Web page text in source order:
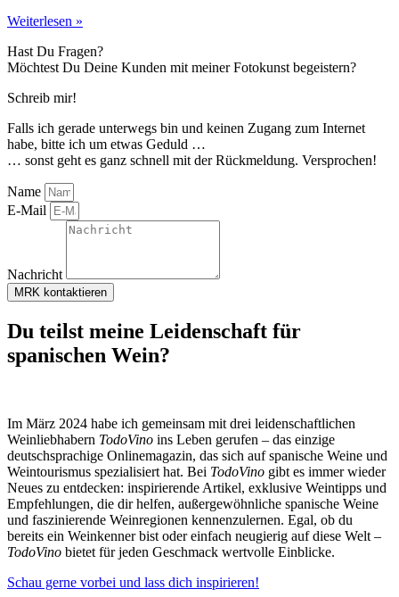
Weiterlesen »
Hast Du Fragen?
Möchtest Du Deine Kunden mit meiner Fotokunst begeistern?
Schreib mir!
Falls ich gerade unterwegs bin und keinen Zugang zum Internet
habe, bitte ich um etwas Geduld …
… sonst geht es ganz schnell mit der Rückmeldung. Versprochen!
Name
E-Mail
Nachricht
MRK kontaktieren
Du teilst meine Leidenschaft für
spanischen Wein?​
Im März 2024 habe ich gemeinsam mit drei leidenschaftlichen
Weinliebhabern TodoVino ins Leben gerufen – das einzige
deutschsprachige Onlinemagazin, das sich auf spanische Weine und
Weintourismus spezialisiert hat. Bei TodoVino gibt es immer wieder
Neues zu entdecken: inspirierende Artikel, exklusive Weintipps und
Empfehlungen, die dir helfen, außergewöhnliche spanische Weine
und faszinierende Weinregionen kennenzulernen. Egal, ob du
bereits ein Weinkenner bist oder einfach neugierig auf diese Welt –
TodoVino bietet für jeden Geschmack wertvolle Einblicke.
Schau gerne vorbei und lass dich inspirieren!